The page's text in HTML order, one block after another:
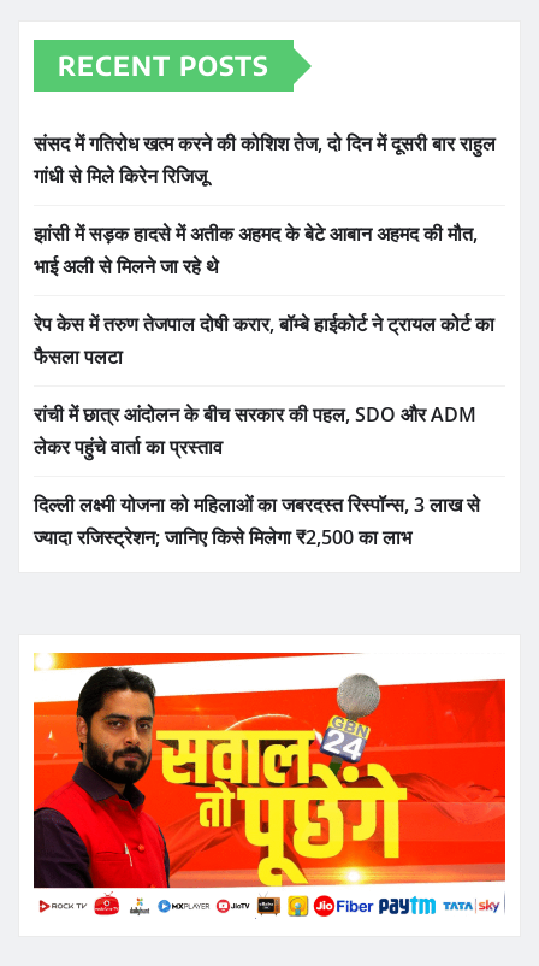
RECENT POSTS
संसद में गतिरोध खत्म करने की कोशिश तेज, दो दिन में दूसरी बार राहुल
गांधी से मिले किरेन रिजिजू
झांसी में सड़क हादसे में अतीक अहमद के बेटे आबान अहमद की मौत,
भाई अली से मिलने जा रहे थे
रेप केस में तरुण तेजपाल दोषी करार, बॉम्बे हाईकोर्ट ने ट्रायल कोर्ट का
फैसला पलटा
रांची में छात्र आंदोलन के बीच सरकार की पहल, SDO और ADM
लेकर पहुंचे वार्ता का प्रस्ताव
दिल्ली लक्ष्मी योजना को महिलाओं का जबरदस्त रिस्पॉन्स, 3 लाख से
ज्यादा रजिस्ट्रेशन; जानिए किसे मिलेगा ₹2,500 का लाभ